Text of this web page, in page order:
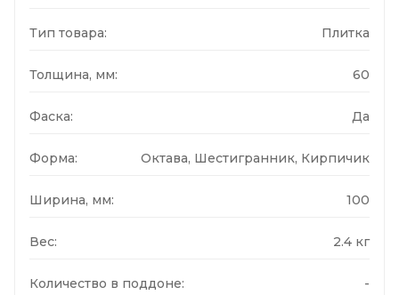
Тип товара: Плитка
Толщина, мм: 60
Фаска: Да
Форма: Октава, Шестигранник, Кирпичик
Ширина, мм: 100
Вес: 2.4 кг
Количество в поддоне: -